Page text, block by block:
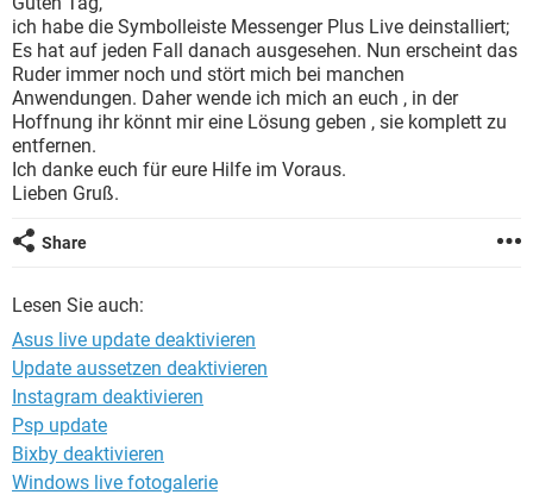
FACEBOOK
WHATSAPP TIKTOK
FACEBOOK HARDWARE
ANDROID
WINDOWS 10 INSTAGRAM
WHATSAPP TIKTOK
FACEBOOK HARDWARE
ich habe die Symbolleiste Messenger Plus Live deinstalliert;
Es hat auf jeden Fall danach ausgesehen. Nun erscheint das
Ruder immer noch und stört mich bei manchen
Anwendungen. Daher wende ich mich an euch , in der
Hoffnung ihr könnt mir eine Lösung geben , sie komplett zu
entfernen.
Ich danke euch für eure Hilfe im Voraus.
Lieben Gruß.
Share
Lesen Sie auch:
Asus live update deaktivieren
Update aussetzen deaktivieren
Instagram deaktivieren
Psp update
Bixby deaktivieren
Windows live fotogalerie